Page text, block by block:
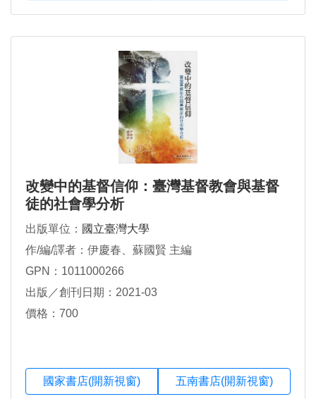
改變中的基督信仰：臺灣基督教會與基督
徒的社會學分析
出版單位： 國立臺灣大學
作/編/譯者：伊慶春、蘇國賢 主編
GPN：1011000266
出版／創刊日期：2021-03
價格：700
國家書店(開新視窗) 五南書店(開新視窗)